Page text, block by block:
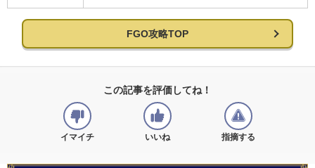
FGO攻略TOP
この記事を評価してね！
イマイチ いいね 指摘する